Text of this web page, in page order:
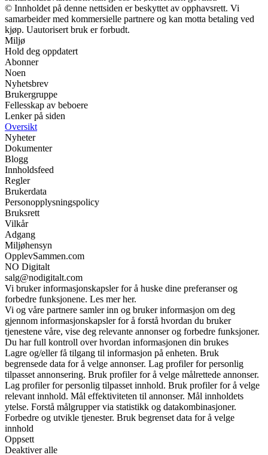
© Innholdet på denne nettsiden er beskyttet av opphavsrett. Vi
samarbeider med kommersielle partnere og kan motta betaling ved
kjøp. Uautorisert bruk er forbudt.
Miljø
Hold deg oppdatert
Abonner
Noen
Nyhetsbrev
Brukergruppe
Fellesskap av beboere
Lenker på siden
Oversikt
Nyheter
Dokumenter
Blogg
Innholdsfeed
Regler
Brukerdata
Personopplysningspolicy
Bruksrett
Vilkår
Adgang
Miljøhensyn
OpplevSammen.com
NO Digitalt
salg@nodigitalt.com
Vi bruker informasjonskapsler for å huske dine preferanser og
forbedre funksjonene. Les mer her.
Vi og våre partnere samler inn og bruker informasjon om deg
gjennom informasjonskapsler for å forstå hvordan du bruker
tjenestene våre, vise deg relevante annonser og forbedre funksjoner.
Du har full kontroll over hvordan informasjonen din brukes
Lagre og/eller få tilgang til informasjon på enheten. Bruk
begrensede data for å velge annonser. Lag profiler for personlig
tilpasset annonsering. Bruk profiler for å velge målrettede annonser.
Lag profiler for personlig tilpasset innhold. Bruk profiler for å velge
relevant innhold. Mål effektiviteten til annonser. Mål innholdets
ytelse. Forstå målgrupper via statistikk og datakombinasjoner.
Forbedre og utvikle tjenester. Bruk begrenset data for å velge
innhold
Oppsett
Deaktiver alle